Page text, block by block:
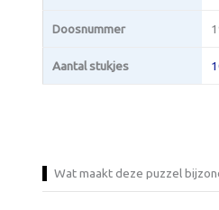
Doosnummer
Aantal stukjes
Wat maakt deze puzzel